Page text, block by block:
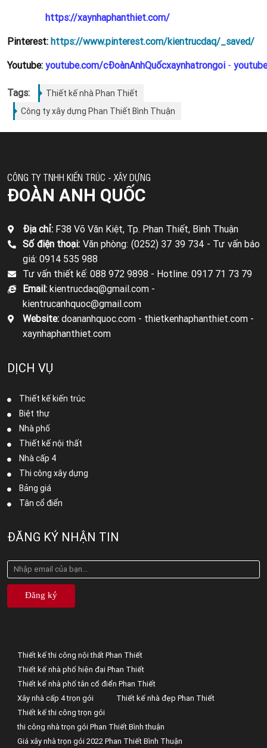
https://xaynhaphanthiet.com/
Pinterest: https://www.pinterest.com/kientrucdaq/_saved/
Youtube: youtube.com/cĐoànAnhQuốcxaynhatrongoi -
Tags:
Thiết kế nhà Phan Thiết
Công ty xây dựng Phan Thiết Bình Thuận
CÔNG TY TNHH KIẾN TRÚC - XÂY DỰNG
ĐOÀN ANH QUỐC
Địa chỉ: F38 Võ Văn Kiệt, Tp. Phan Thiết, Bình Thuận
Số điện thoại: Văn phòng: (0252) 37 39 734 - Tư vấn báo
giá: 0914 535 988
Tư vấn thiết kế: 088 972 9898 - Hotline: 0917 71 73 79
Email: kientrucdaq@gmail.com -
kientrucanhquoc@gmail.com
Website: doananhquoc.com - thietkenhaphanthiet.com -
xaynhaphanthiet.com
DỊCH VỤ
Thiết kế kiến trúc
Biệt thự
Nhà phố
Thiết kế nội thất
Nhà cấp 4
Thi công xây dựng
Bảng giá
Tân cổ điển
ĐĂNG KÝ NHẬN TIN
Đăng ký
Thiết kế thi công nội thất Phan Thiết
Thiết kế nhà phố hiện đại Phan Thiết
Thiết kế nhà phố tân cổ điển Phan Thiết
Xây nhà cấp 4 trọn gói
Thiết kế nhà đẹp Phan Thiết
Thiết kế thi công trọn gói
thi công nhà trọn gói Phan Thiết Bình thuận
Giá xây nhà trọn gói 2022 Phan Thiết Bình Thuận